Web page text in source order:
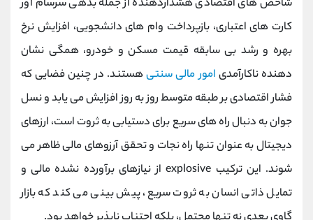
شاخص‌ های اقتصادی هشداردهنده از جمله بدهی سرسام‌ آور
کارت‌ های اعتباری، بازپرداخت وام ‌های دانشجویی، افزایش نرخ
بهره و رشد بی ‌سابقه قیمت مسکن و خودرو، همگی نشان‌
دهنده ناکارآمدی امور مالی سنتیهستند. در چنین فضایی که
فشار اقتصادی بر طبقه متوسط روز به ‌روز افزایش می ‌یابد و نسل
جوان به دنبال راه‌ های سریع برای دستیابی به ثروت است، ارزهای
دیجیتال به عنوان تنها راه نجات و تحقق آرزوهای مالی ظاهر می
‌شوند. این ترکیب explosive از نیازهای برآورده نشده مالی و
تمایل ذاتی انسان به ثروت سریع، پیش ‌بینی می کند که بازار